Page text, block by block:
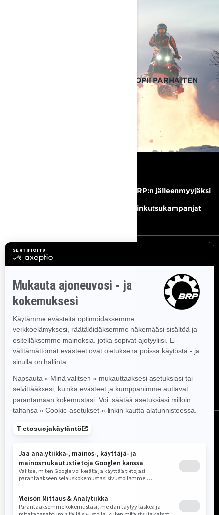
REITTIMOOTTORIKELKAN, JOKA SOPII PARHAITEN
Tule BRP:n jälleenmyyjäksi
Takaisinkutsukampanjat
Saat tietää tuoreeltaan uusimmat uutiset,
tapahtumat ja tarjoukset.
SEURAA MEITÄ